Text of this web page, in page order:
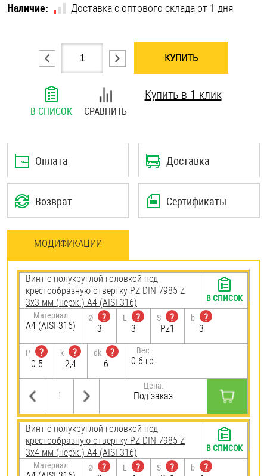
Наличие:
Доставка с оптового склада от 1 дня
КУПИТЬ
В СПИСОК СРАВНИТЬ
Купить в 1 клик
Оплата Доставка
Возврат Сертификаты
МОДИФИКАЦИИ
Винт с полукруглой головкой под
крестообразную отвертку PZ DIN 7985 Z
3х3 мм (нерж.) A4 (AISI 316)
Материал
A4 (AISI 316)
Ø
?
3
L
?
3
S
?
Pz1
b
?
3
P
?
0.5
k
?
2,4
dk
?
6
Вес:
0.6 гр.
Цена:
Под заказ
В СПИСОК
Винт с полукруглой головкой под
крестообразную отвертку PZ DIN 7985 Z
3х4 мм (нерж.) A4 (AISI 316)
Материал Ø
?
L
?
S
?
b
?
В СПИСОК